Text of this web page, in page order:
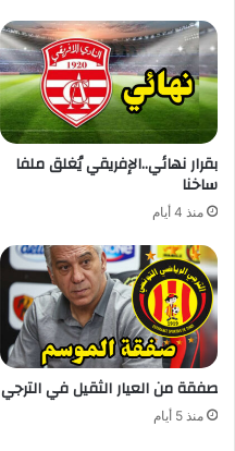
بقرار نهائي..الإفريقي يُغلق ملفا
ساخنا
منذ 4 أيام
صفقة من العيار الثقيل في الترجي
منذ 5 أيام